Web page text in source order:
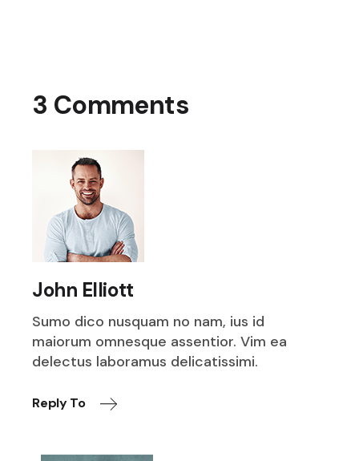
3 Comments
John Elliott
Sumo dico nusquam no nam, ius id
maiorum omnesque assentior. Vim ea
delectus laboramus delicatissimi.
Reply To